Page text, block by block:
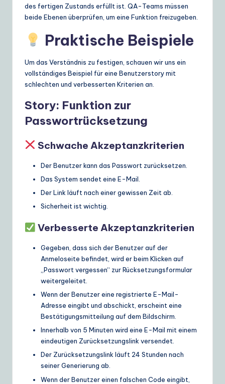
des fertigen Zustands erfüllt ist. QA-Teams müssen
beide Ebenen überprüfen, um eine Funktion freizugeben.
Praktische Beispiele
Um das Verständnis zu festigen, schauen wir uns ein
vollständiges Beispiel für eine Benutzerstory mit
schlechten und verbesserten Kriterien an.
Story: Funktion zur
Passwortrücksetzung
Schwache Akzeptanzkriterien
Der Benutzer kann das Passwort zurücksetzen.
Das System sendet eine E-Mail.
Der Link läuft nach einer gewissen Zeit ab.
Sicherheit ist wichtig.
Verbesserte Akzeptanzkriterien
Gegeben, dass sich der Benutzer auf der
Anmeloseite befindet, wird er beim Klicken auf
„Passwort vergessen“ zur Rücksetzungsformular
weitergeleitet.
Wenn der Benutzer eine registrierte E-Mail-
Adresse eingibt und abschickt, erscheint eine
Bestätigungsmitteilung auf dem Bildschirm.
Innerhalb von 5 Minuten wird eine E-Mail mit einem
eindeutigen Zurücksetzungslink versendet.
Der Zurücksetzungslink läuft 24 Stunden nach
seiner Generierung ab.
Wenn der Benutzer einen falschen Code eingibt,